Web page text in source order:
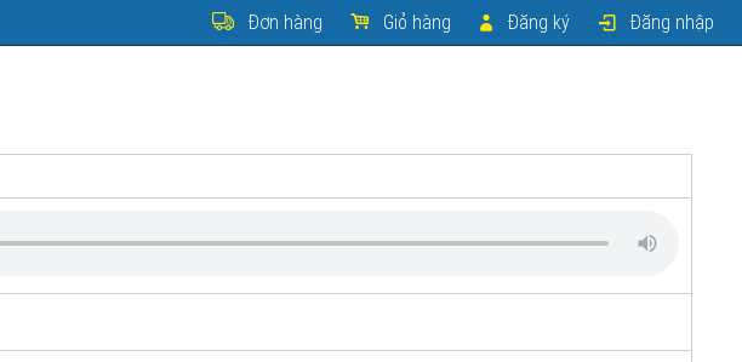
Đơn hàng Giỏ hàng Đăng ký Đăng nhập